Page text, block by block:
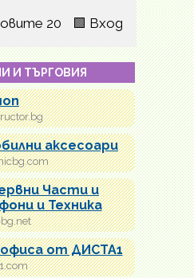
20 🟩 Вход
И ТЪРГОВИЯ
аксесоари
Части и
и Техника
от ДИСТА1